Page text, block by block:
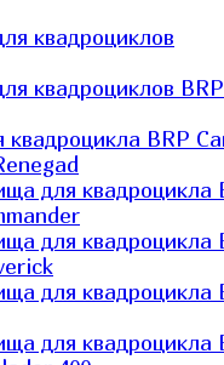
квадроциклов
квадроциклов BRP
BRP
для квадроцикла
для квадроцикла
для квадроцикла
для квадроцикла